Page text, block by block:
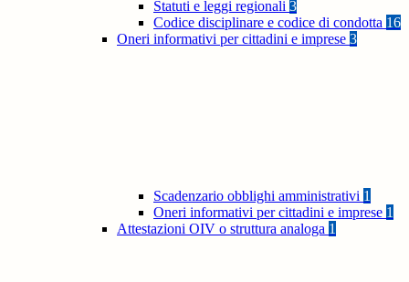
Statuti e leggi regionali 3
Codice disciplinare e codice di condotta 16
Oneri informativi per cittadini e imprese 3
Scadenzario obblighi amministrativi 1
Oneri informativi per cittadini e imprese 1
Attestazioni OIV o struttura analoga 1